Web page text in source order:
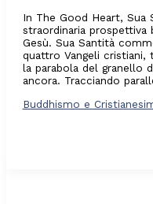
In The Good Heart, Sua
straordinaria prospettiva
Gesù. Sua Santità
quattro Vangeli cristiani,
la parabola del granello
ancora. Tracciando
Buddhismo e